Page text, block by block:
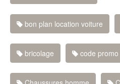
bon plan location voiture
bricolage code